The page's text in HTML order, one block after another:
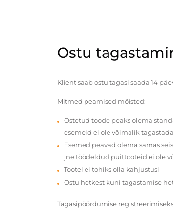
Ostu
Klient saab ostu tagasi saada 14
Mitmed peamised mõisted:
Ostetud toode peaks olema
esemeid ei ole võimalik
Esemed peavad olema samas
jne töödeldud puittooteid ei ole
Tootel ei tohiks olla kahjustusi
Ostu hetkest kuni tagastamise
Tagasipöördumise